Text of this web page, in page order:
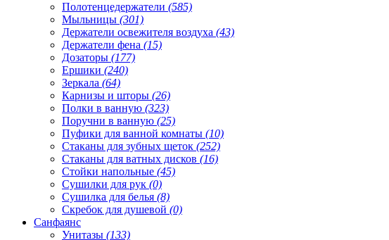
Полотенцедержатели (585)
Мыльницы (301)
Держатели освежителя воздуха (43)
Держатели фена (15)
Дозаторы (177)
Ершики (240)
Зеркала (64)
Карнизы и шторы (26)
Полки в ванную (323)
Поручни в ванную (25)
Пуфики для ванной комнаты (10)
Стаканы для зубных щеток (252)
Стаканы для ватных дисков (16)
Стойки напольные (45)
Сушилки для рук (0)
Сушилка для белья (8)
Скребок для душевой (0)
Санфаянс
Унитазы (133)